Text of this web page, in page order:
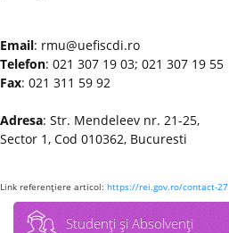
Email: rmu@uefiscdi.ro
Telefon: 021 307 19 03; 021 307 19 55
Fax: 021 311 59 92
Adresa: Str. Mendeleev nr. 21-25,
Sector 1, Cod 010362, Bucuresti
Link referenţiere articol: https://rei.gov.ro/contact-27
Studenţi şi Absolvenţi